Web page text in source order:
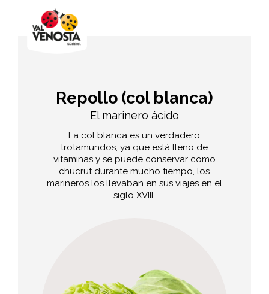
Repollo (col blanca)
El marinero ácido
La col blanca es un verdadero
trotamundos, ya que está lleno de
vitaminas y se puede conservar como
chucrut durante mucho tiempo, los
marineros los llevaban en sus viajes en el
siglo XVIII.